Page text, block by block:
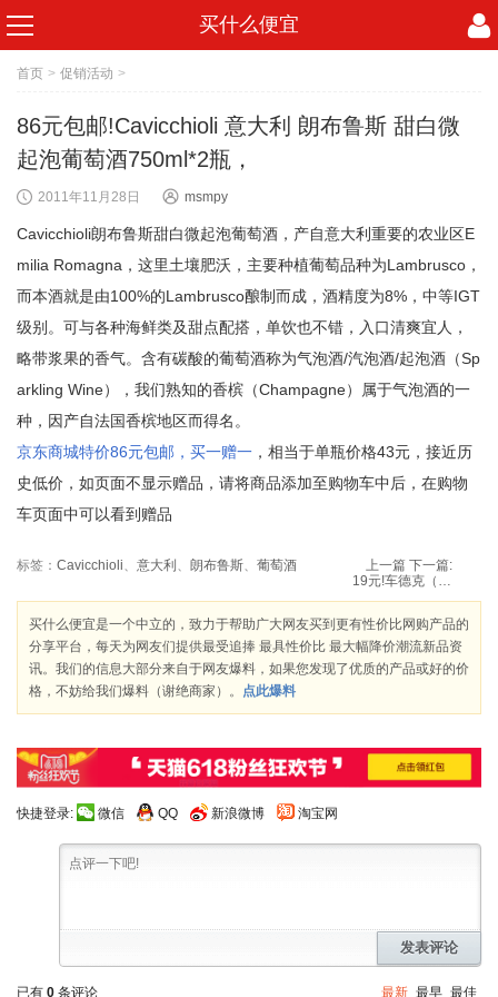
买什么便宜
首页 > 促销活动 >
86元包邮!Cavicchioli 意大利 朗布鲁斯 甜白微
起泡葡萄酒750ml*2瓶，
2011年11月28日 msmpy
Cavicchioli朗布鲁斯甜白微起泡葡萄酒，产自意大利重要的农业区E
milia Romagna，这里土壤肥沃，主要种植葡萄品种为Lambrusco，
而本酒就是由100%的Lambrusco酿制而成，酒精度为8%，中等IGT
级别。可与各种海鲜类及甜点配搭，单饮也不错，入口清爽宜人，
略带浆果的香气。含有碳酸的葡萄酒称为气泡酒/汽泡酒/起泡酒（Sp
arkling Wine），我们熟知的香槟（Champagne）属于气泡酒的一
种，因产自法国香槟地区而得名。
京东商城特价86元包邮，买一赠一 ，相当于单瓶价格43元，接近历
史低价，如页面不显示赠品，请将商品添加至购物车中后，在购物
车页面中可以看到赠品
标签： Cavicchioli、 意大利 、 朗布鲁斯、 葡萄酒 上一篇 下一篇:
19元!车德克（CEDEKE） 中号 超手感3D立体麂皮绒汽车方向盘套
买什么便宜是一个中立的，致力于帮助广大网友买到更有性价比网购产品的
分享平台，每天为网友们提供最受追捧 最具性价比 最大幅降价潮流新品资
讯。我们的信息大部分来自于网友爆料，如果您发现了优质的产品或好的价
格，不妨给我们爆料（谢绝商家）。 点此爆料
快捷登录: 微信 QQ 新浪微博 淘宝网
发表评论
已有 0 条评论 最新 最早 最佳